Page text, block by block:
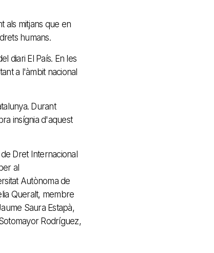
als mitjans que en
humans.
diari El País. En les
a l'àmbit nacional
Durant
insígnia d'aquest
Dret Internacional
al
Autònoma de
Queralt, membre
Saura Estapà,
Rodríguez,